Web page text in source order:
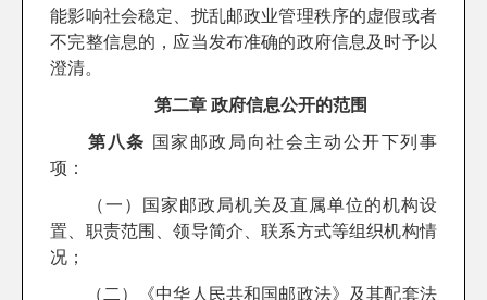
能影响社会稳定、扰乱邮政业管理秩序的虚假或者
不完整信息的，应当发布准确的政府信息及时予以
澄清。
第二章 政府信息公开的范围
第八条 国家邮政局向社会主动公开下列事
项：
（一）国家邮政局机关及直属单位的机构设
置、职责范围、领导简介、联系方式等组织机构情
况；
（二）《中华人民共和国邮政法》及其配套法